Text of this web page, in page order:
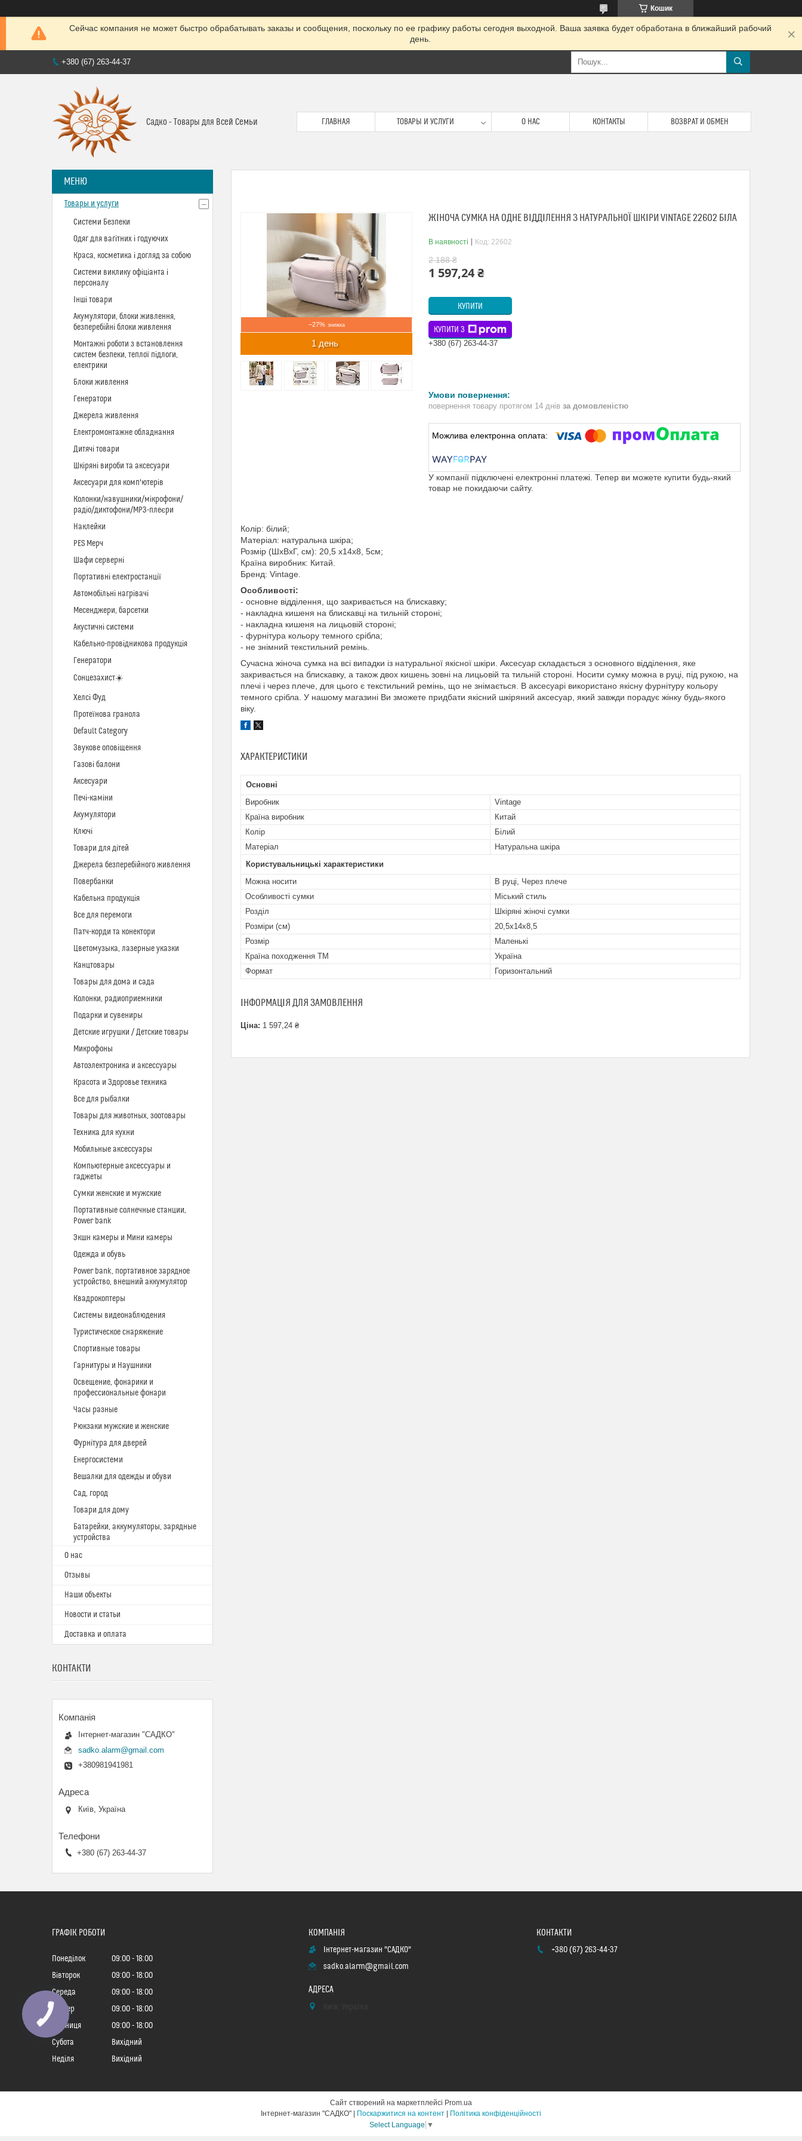
Кошик
Сейчас компания не может быстро обрабатывать заказы и сообщения, поскольку по ее графику работы сегодня выходной. Ваша заявка будет обработана в ближайший рабочий
день.
+380 (67) 263-44-37
Садко - Товары для Всей Семьи ГЛАВНАЯ ТОВАРЫ И УСЛУГИ О НАС КОНТАКТЫ ВОЗВРАТ И ОБМЕН
–27%
1 день
ЖІНОЧА СУМКА НА ОДНЕ ВІДДІЛЕННЯ З НАТУРАЛЬНОЇ ШКІРИ VINTAGE 22602 БІЛА
В наявності Код: 22602
2 188 ₴
1 597,24 ₴
КУПИТИ
КУПИТИ З
+380 (67) 263-44-37
повернення товару протягом 14 днів за домовленістю
У компанії підключені електронні платежі. Тепер ви можете купити будь-який
товар не покидаючи сайту.
Колір: білий;
Матеріал: натуральна шкіра;
Розмір (ШхВхГ, см): 20,5 х14х8, 5см;
Країна виробник: Китай.
Бренд: Vintage.
Особливості:
- основне відділення, що закривається на блискавку;
- накладна кишеня на блискавці на тильній стороні;
- накладна кишеня на лицьовій стороні;
- фурнітура кольору темного срібла;
- не знімний текстильний ремінь.
Сучасна жіноча сумка на всі випадки із натуральної якісної шкіри. Аксесуар складається з основного відділення, яке
закривається на блискавку, а також двох кишень зовні на лицьовій та тильній стороні. Носити сумку можна в руці, під рукою, на
плечі і через плече, для цього є текстильний ремінь, що не знімається. В аксесуарі використано якісну фурнітуру кольору
темного срібла. У нашому магазині Ви зможете придбати якісний шкіряний аксесуар, який завжди порадує жінку будь-якого
віку.
ХАРАКТЕРИСТИКИ
Основні
Виробник
Vintage
Країна виробник
Китай
Колір
Білий
Матеріал
Натуральна шкіра
Користувальницькі характеристики
Можна носити
В руці, Через плече
Особливості сумки
Міський стиль
Розділ
Шкіряні жіночі сумки
Розміри (см)
20,5х14х8,5
Розмір
Маленькі
Країна походження ТМ
Україна
Формат
Горизонтальний
ІНФОРМАЦІЯ ДЛЯ ЗАМОВЛЕННЯ
Ціна: 1 597,24 ₴
Товары и услуги
Системи Безпеки
Одяг для вагітних і годуючих
Краса, косметика і догляд за собою
Системи виклику офіціанта і
персоналу
Інші товари
Акумулятори, блоки живлення,
безперебійні блоки живлення
Монтажні роботи з встановлення
систем безпеки, теплої підлоги,
електрики
Блоки живлення
Генератори
Джерела живлення
Електромонтажне обладнання
Дитячі товари
Шкіряні вироби та аксесуари
Аксесуари для комп'ютерів
Колонки/навушники/мікрофони/
радіо/диктофони/MP3-плеєри
Наклейки
PES Мерч
Шафи серверні
Портативні електростанції
Автомобільні нагрівачі
Месенджери, барсетки
Акустичні системи
Кабельно-провідникова продукція
Генератори
Сонцезахист☀️
Хелсі Фуд
Протеїнова гранола
Default Category
Звукове оповіщення
Газові балони
Аксесуари
Печі-каміни
Акумулятори
Ключі
Товари для дітей
Джерела безперебійного живлення
Повербанки
Кабельна продукція
Все для перемоги
Патч-корди та конектори
Цветомузыка, лазерные указки
Канцтовары
Товары для дома и сада
Колонки, радиоприемники
Подарки и сувениры
Детские игрушки / Детские товары
Микрофоны
Автоэлектроника и аксессуары
Красота и Здоровье техника
Все для рыбалки
Товары для животных, зоотовары
Техника для кухни
Мобильные аксессуары
Компьютерные аксессуары и
гаджеты
Сумки женские и мужские
Портативные солнечные станции,
Power bank
Экшн камеры и Мини камеры
Одежда и обувь
Power bank, портативное зарядное
устройство, внешний аккумулятор
Квадрокоптеры
Системы видеонаблюдения
Туристическое снаряжение
Спортивные товары
Гарнитуры и Наушники
Освещение, фонарики и
профессиональные фонари
Часы разные
Рюкзаки мужские и женские
Фурнітура для дверей
Енергосистеми
Вешалки для одежды и обуви
Сад, город
Товари для дому
Батарейки, аккумуляторы, зарядные
устройства
О нас
Отзывы
Наши объекты
Новости и статьи
Доставка и оплата
КОНТАКТИ
Інтернет-магазин "САДКО"
sadko.alarm@gmail.com
+380981941981
Київ, Україна
+380 (67) 263-44-37
ГРАФІК РОБОТИ
Понеділок 09:00
18:00
Вівторок
09:00
18:00
Середа
09:00
18:00
Четвер
09:00
18:00
Пʼятниця
09:00
18:00
Субота
Вихідний
Неділя
Вихідний
Інтернет-магазин "САДКО"
sadko.alarm@gmail.com
+380 (67) 263-44-37
Сайт створений на маркетплейсі Prom.ua
Поскаржитися на контент
Політика конфіденційності
Select Language ▼